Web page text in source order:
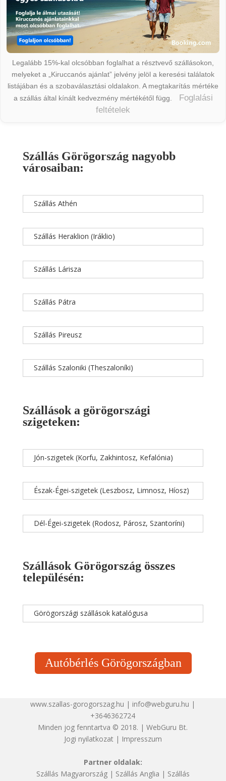
Legalább 15%-kal olcsóbban foglalhat a résztvevő szállásokon,
melyeket a „Kiruccanós ajánlat” jelvény jelöl a keresési találatok
listájában és a szobaválasztási oldalakon. A megtakarítás mértéke
a szállás által kínált kedvezmény mértékétől függ.
Foglalási
feltételek
Szállás Görögország nagyobb
városaiban:
Szállás Athén
Szállás Heraklion (Iráklio)
Szállás Lárisza
Szállás Pátra
Szállás Pireusz
Szállás Szaloniki (Theszaloníki)
Szállások a görögországi
szigeteken:
Jón-szigetek (Korfu, Zakhintosz, Kefalónia)
Észak-Égei-szigetek (Leszbosz, Limnosz, Híosz)
Dél-Égei-szigetek (Rodosz, Párosz, Szantoríni)
Szállások Görögország összes
településén:
Görögországi szállások katalógusa
Autóbérlés Görögországban
www.szallas-gorogorszag.hu | info@webguru.hu |
+3646362724
Minden jog fenntartva © 2018. | WebGuru Bt.
Jogi nyilatkozat| Impresszum
Partner oldalak:
Szállás Magyarország| Szállás Anglia | Szállás